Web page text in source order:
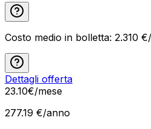
Costo medio in bolletta: 2.310
Dettagli offerta
23.10€/mese
277.19 €/anno